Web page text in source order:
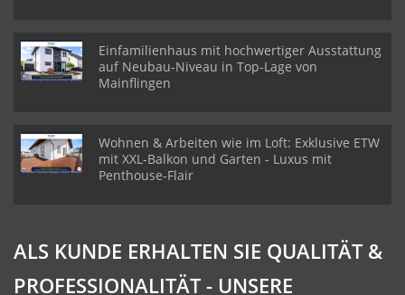
Einfamilienhaus mit hochwertiger Ausstattung
auf Neubau-Niveau in Top-Lage von
Mainflingen
Wohnen & Arbeiten wie im Loft: Exklusive ETW
mit XXL-Balkon und Garten - Luxus mit
Penthouse-Flair
ALS KUNDE ERHALTEN SIE QUALITÄT &
PROFESSIONALITÄT - UNSERE